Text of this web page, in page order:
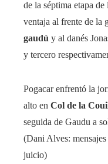
de la séptima etapa de
ventaja al frente de la
gaudú y al danés
y tercero
Pogacar enfrentó la
alto en Col de la
seguida de Gaudu a
(Dani Alves: mensajes
juicio)